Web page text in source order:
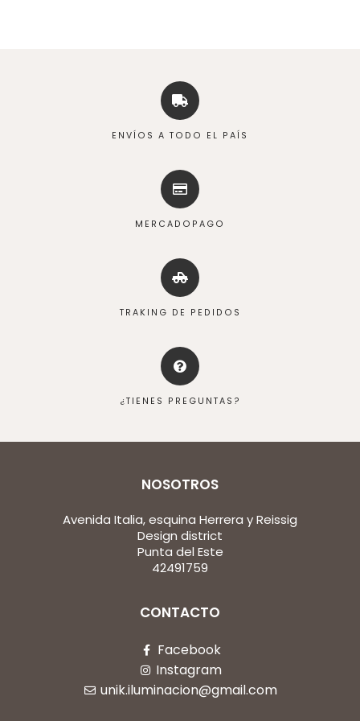
ENVÍOS A TODO EL PAÍS
MERCADOPAGO
TRAKING DE PEDIDOS
¿TIENES PREGUNTAS?
NOSOTROS
Avenida Italia, esquina Herrera y Reissig
Design district
Punta del Este
42491759
CONTACTO
Facebook
Instagram
unik.iluminacion@gmail.com